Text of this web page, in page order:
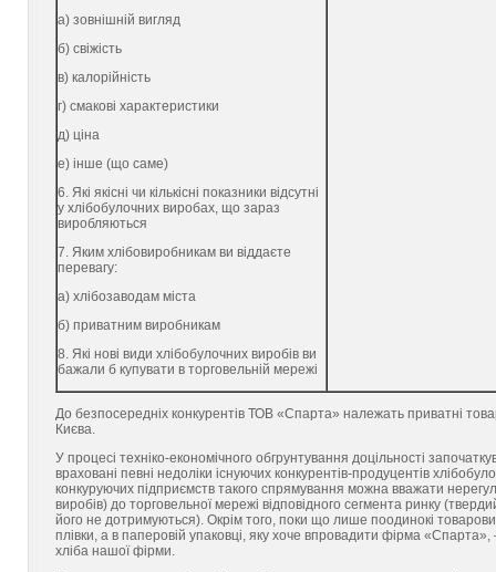
а) зовнішній вигляд
б) свіжість
в) калорійність
г) смакові характеристики
д) ціна
е) інше (що саме)
6. Які якісні чи кількісні показники відсутні
у хлібобулочних виробах, що зараз
виробляються
7. Яким хлібовиробникам ви віддаєте
перевагу:
а) хлібозаводам міста
б) приватним виробникам
8. Які нові види хлібобулочних виробів ви
бажали б купувати в торговельній мережі
До безпосередніх конкурентів ТОВ «Спарта» належать приватні
Києва.
У процесі техніко-економічного обгрунтування доцільності
враховані певні недоліки існуючих конкурентів-продуцентів
конкуруючих підприємств такого спрямування можна вважати
виробів) до торговельної мережі відповідного сегмента ринку
його не дотримуються). Окрім того, поки що лише поодинокі
плівки, а в паперовій упаковці, яку хоче впровадити фірма
хліба нашої фірми.